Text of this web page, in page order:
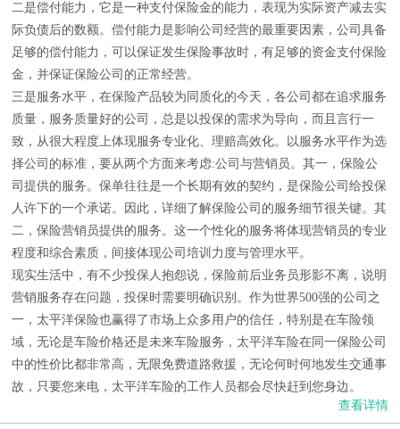
二是偿付能力，它是一种支付保险金的能力，表现为实际资产减去实
际负债后的数额。偿付能力是影响公司经营的最重要因素，公司具备
足够的偿付能力，可以保证发生保险事故时，有足够的资金支付保险
金，并保证保险公司的正常经营。
三是服务水平，在保险产品较为同质化的今天，各公司都在追求服务
质量，服务质量好的公司，总是以投保的需求为导向，而且言行一
致，从很大程度上体现服务专业化、理赔高效化。以服务水平作为选
择公司的标准，要从两个方面来考虑:公司与营销员。其一，保险公
司提供的服务。保单往往是一个长期有效的契约，是保险公司给投保
人许下的一个承诺。因此，详细了解保险公司的服务细节很关键。其
二，保险营销员提供的服务。这一个性化的服务将体现营销员的专业
程度和综合素质，间接体现公司培训力度与管理水平。
现实生活中，有不少投保人抱怨说，保险前后业务员形影不离，说明
营销服务存在问题，投保时需要明确识别。作为世界500强的公司之
一，太平洋保险也赢得了市场上众多用户的信任，特别是在车险领
域，无论是车险价格还是未来车险服务，太平洋车险在同一保险公司
中的性价比都非常高，无限免费道路救援，无论何时何地发生交通事
故，只要您来电，太平洋车险的工作人员都会尽快赶到您身边。
查看详情